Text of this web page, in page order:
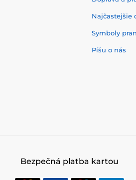
Najčastejšie
Symboly
Píšu o nás
Bezpečná platba kartou